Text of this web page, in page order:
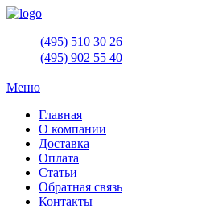
(495) 510 30 26
(495) 902 55 40
Меню
Главная
О компании
Доставка
Оплата
Статьи
Обратная связь
Контакты